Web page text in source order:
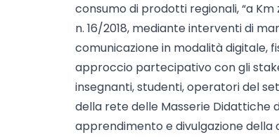
consumo di prodotti regionali, “a Km
n. 16/2018, mediante interventi di
comunicazione in modalità digitale,
approccio partecipativo con gli
insegnanti, studenti, operatori del
della rete delle Masserie Didattiche
apprendimento e divulgazione